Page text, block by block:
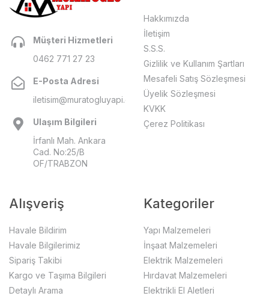
Müşteri Hizmetleri
0462 771 27 23
E-Posta Adresi
iletisim@muratogluyapi.com
Ulaşım Bilgileri
İrfanlı Mah. Ankara
Cad. No:25/B
OF/TRABZON
Hakkımızda
İletişim
S.S.S.
Gizlilik ve Kullanım Şartları
Mesafeli Satış Sözleşmesi
Üyelik Sözleşmesi
KVKK
Çerez Politikası
Alışveriş
Havale Bildirim
Havale Bilgilerimiz
Sipariş Takibi
Kargo ve Taşıma Bilgileri
Detaylı Arama
Kategoriler
Yapı Malzemeleri
İnşaat Malzemeleri
Elektrik Malzemeleri
Hırdavat Malzemeleri
Elektrikli El Aletleri